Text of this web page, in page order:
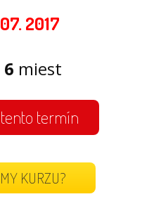
2017
6 miest
termín
KURZU?